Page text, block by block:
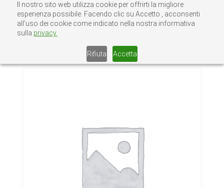
Il nostro sito web utilizza cookie per offrirti la migliore
esperienza possibile. Facendo clic su Accetto , acconsenti
all’uso dei cookie come indicato nella nostra informativa
sulla privacy.
Rifiuta Accetta
Home/Senza categoria